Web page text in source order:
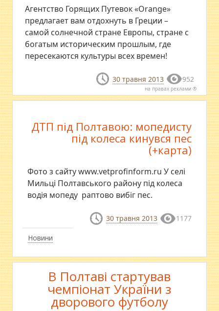
Агентство Горящих Путевок «Orange»
предлагает вам отдохнуть в Греции –
самой солнечной стране Европы, стране с
богатым историческим прошлым, где
пересекаются культуры всех времен!
30 травня 2013 952
на правах реклами ®
Новини
ДТП під Полтавою: мопедисту
під колеса кинувся пес
(+карта)
Фото з сайту www.vetprofinform.ru У селі
Мильці Полтавського району під колеса
водія мопеду раптово вибіг пес.
30 травня 2013 1177
В Полтаві стартував
чемпіонат України з
дворового футболу